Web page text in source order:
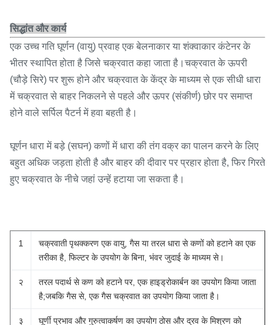
सिद्धांत और कार्य
एक उच्च गति घूर्णन (वायु) प्रवाह एक बेलनाकार या शंक्वाकार कंटेनर के
भीतर स्थापित होता है जिसे चक्रवात कहा जाता है।चक्रवात के ऊपरी
(चौड़े सिरे) पर शुरू होने और चक्रवात के केंद्र के माध्यम से एक सीधी धारा
में चक्रवात से बाहर निकलने से पहले और ऊपर (संकीर्ण) छोर पर समाप्त
होने वाले सर्पिल पैटर्न में हवा बहती है।
घूर्णन धारा में बड़े (सघन) कणों में धारा की तंग वक्र का पालन करने के लिए
बहुत अधिक जड़ता होती है और बाहर की दीवार पर प्रहार होता है, फिर गिरते
हुए चक्रवात के नीचे जहां उन्हें हटाया जा सकता है।
1
चक्रवाती पृथक्करण एक वायु, गैस या तरल धारा से कणों को हटाने का एक
तरीका है, फिल्टर के उपयोग के बिना, भंवर जुदाई के माध्यम से।
२
तरल पदार्थ से कण को ​​हटाने पर, एक हाइड्रोकार्बन का उपयोग किया जाता
है;जबकि गैस से, एक गैस चक्रवात का उपयोग किया जाता है।
३
घूर्णी प्रभाव और गुरुत्वाकर्षण का उपयोग ठोस और द्रव के मिश्रण को